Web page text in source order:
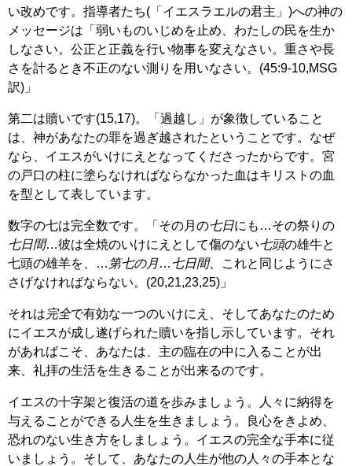
い改めです。指導者たち(「イエスラエルの君主」)への神の
メッセージは「弱いものいじめを止め、わたしの民を生か
しなさい。公正と正義を行い物事を変えなさい。重さや長
さを計るとき不正のない測りを用いなさい。(45:9-10,MSG
訳)」
第二は贖いです(15,17)。「過越し」が象徴していること
は、神があなたの罪を過ぎ越されたということです。なぜ
なら、イエスがいけにえとなってくださったからです。宮
の戸口の柱に塗らなければならなかった血はキリストの血
を型として表しています。
数字の七は完全数です。「その月の七日にも…その祭りの
七日間…彼は全焼のいけにえとして傷のない七頭の雄牛と
七頭の雄羊を、… 第七の月…七日間、これと同じようにさ
さげなければならない。(20,21,23,25)」
それは完全で有効な一つのいけにえ、そしてあなたのため
にイエスが成し遂げられた贖いを指し示しています。それ
があればこそ、あなたは、主の臨在の中に入ることが出
来、礼拝の生活を生きることが出来るのです。
イエスの十字架と復活の道を歩みましょう。人々に納得を
与えることができる人生を生きましょう。良心をきよめ、
恐れのない生き方をしましょう。イエスの完全な手本に従
いましょう。そして、あなたの人生が他の人々の手本とな